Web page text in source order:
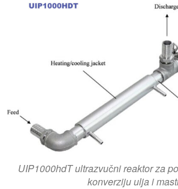
UIP1000hdT ultrazvučni reaktor za
konverziju ulja i